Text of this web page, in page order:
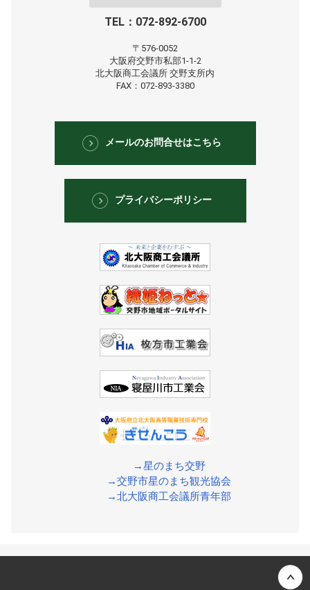
TEL：072-892-6700
〒576-0052
大阪府交野市私部1-1-2
北大阪商工会議所 交野支所内
FAX：072-893-3380
メールのお問合せはこちら
プライバシーポリシー
→星のまち交野
→交野市星のまち観光協会
→北大阪商工会議所青年部